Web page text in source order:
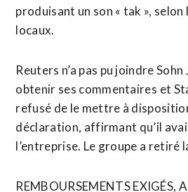
produisant un son « tak », selon
locaux.
Reuters n’a pas pu joindre
obtenir ses commentaires ⁠et
refusé de le mettre à
déclaration, affirmant qu’il
l’entreprise. Le groupe a retiré
REMBOURSEMENTS EXIGÉS,